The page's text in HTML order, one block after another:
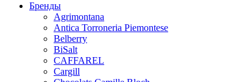
Бренды
Agrimontana
Antica Torroneria Piemontese
Belberry
BiSalt
CAFFAREL
Cargill